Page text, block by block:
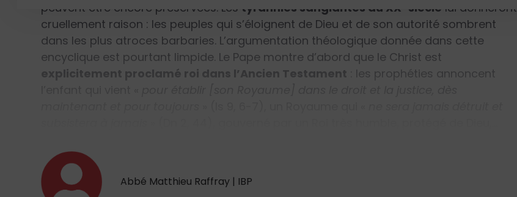
peuvent être encore préservées. Les tyrannies sanglantes du XX siècle lui donneront
cruellement raison : les peuples qui s’éloignent de Dieu et de son autorité sombrent
dans les plus atroces barbaries. L’argumentation théologique donnée dans cette
encyclique est pourtant limpide. Le Pape montre d’abord que le Christ est
explicitement proclamé roi dans l’Ancien Testament : les prophéties annoncent
Abbé Matthieu Raffray | IBP